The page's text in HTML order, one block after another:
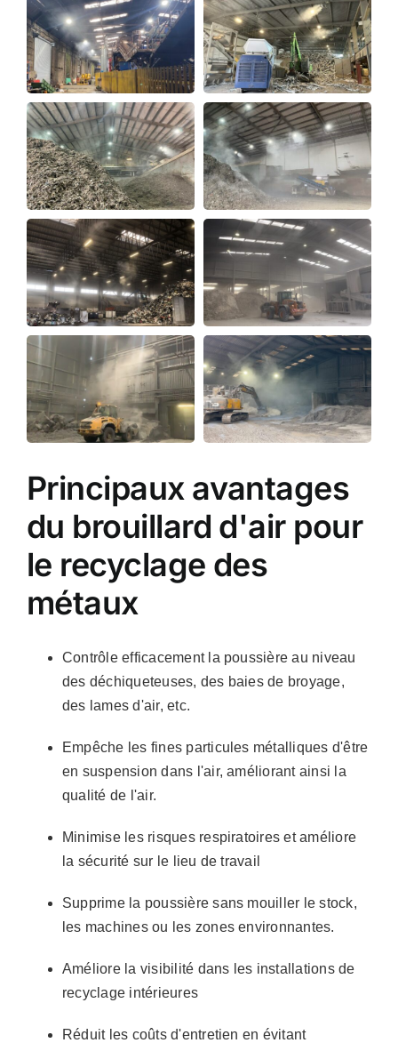
Principaux avantages
du brouillard d'air pour
le recyclage des
métaux
Contrôle efficacement la poussière au niveau
des déchiqueteuses, des baies de broyage,
des lames d'air, etc.
Empêche les fines particules métalliques d'être
en suspension dans l'air, améliorant ainsi la
qualité de l'air.
Minimise les risques respiratoires et améliore
la sécurité sur le lieu de travail
Supprime la poussière sans mouiller le stock,
les machines ou les zones environnantes.
Améliore la visibilité dans les installations de
recyclage intérieures
Réduit les coûts d'entretien en évitant